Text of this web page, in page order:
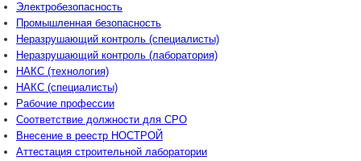
Электробезопасность
Промышленная безопасность
Неразрушающий контроль (специалисты)
Неразрушающий контроль (лаборатория)
НАКС (технология)
НАКС (специалисты)
Рабочие профессии
Соответствие должности для СРО
Внесение в реестр НОСТРОЙ
Аттестация строительной лаборатории